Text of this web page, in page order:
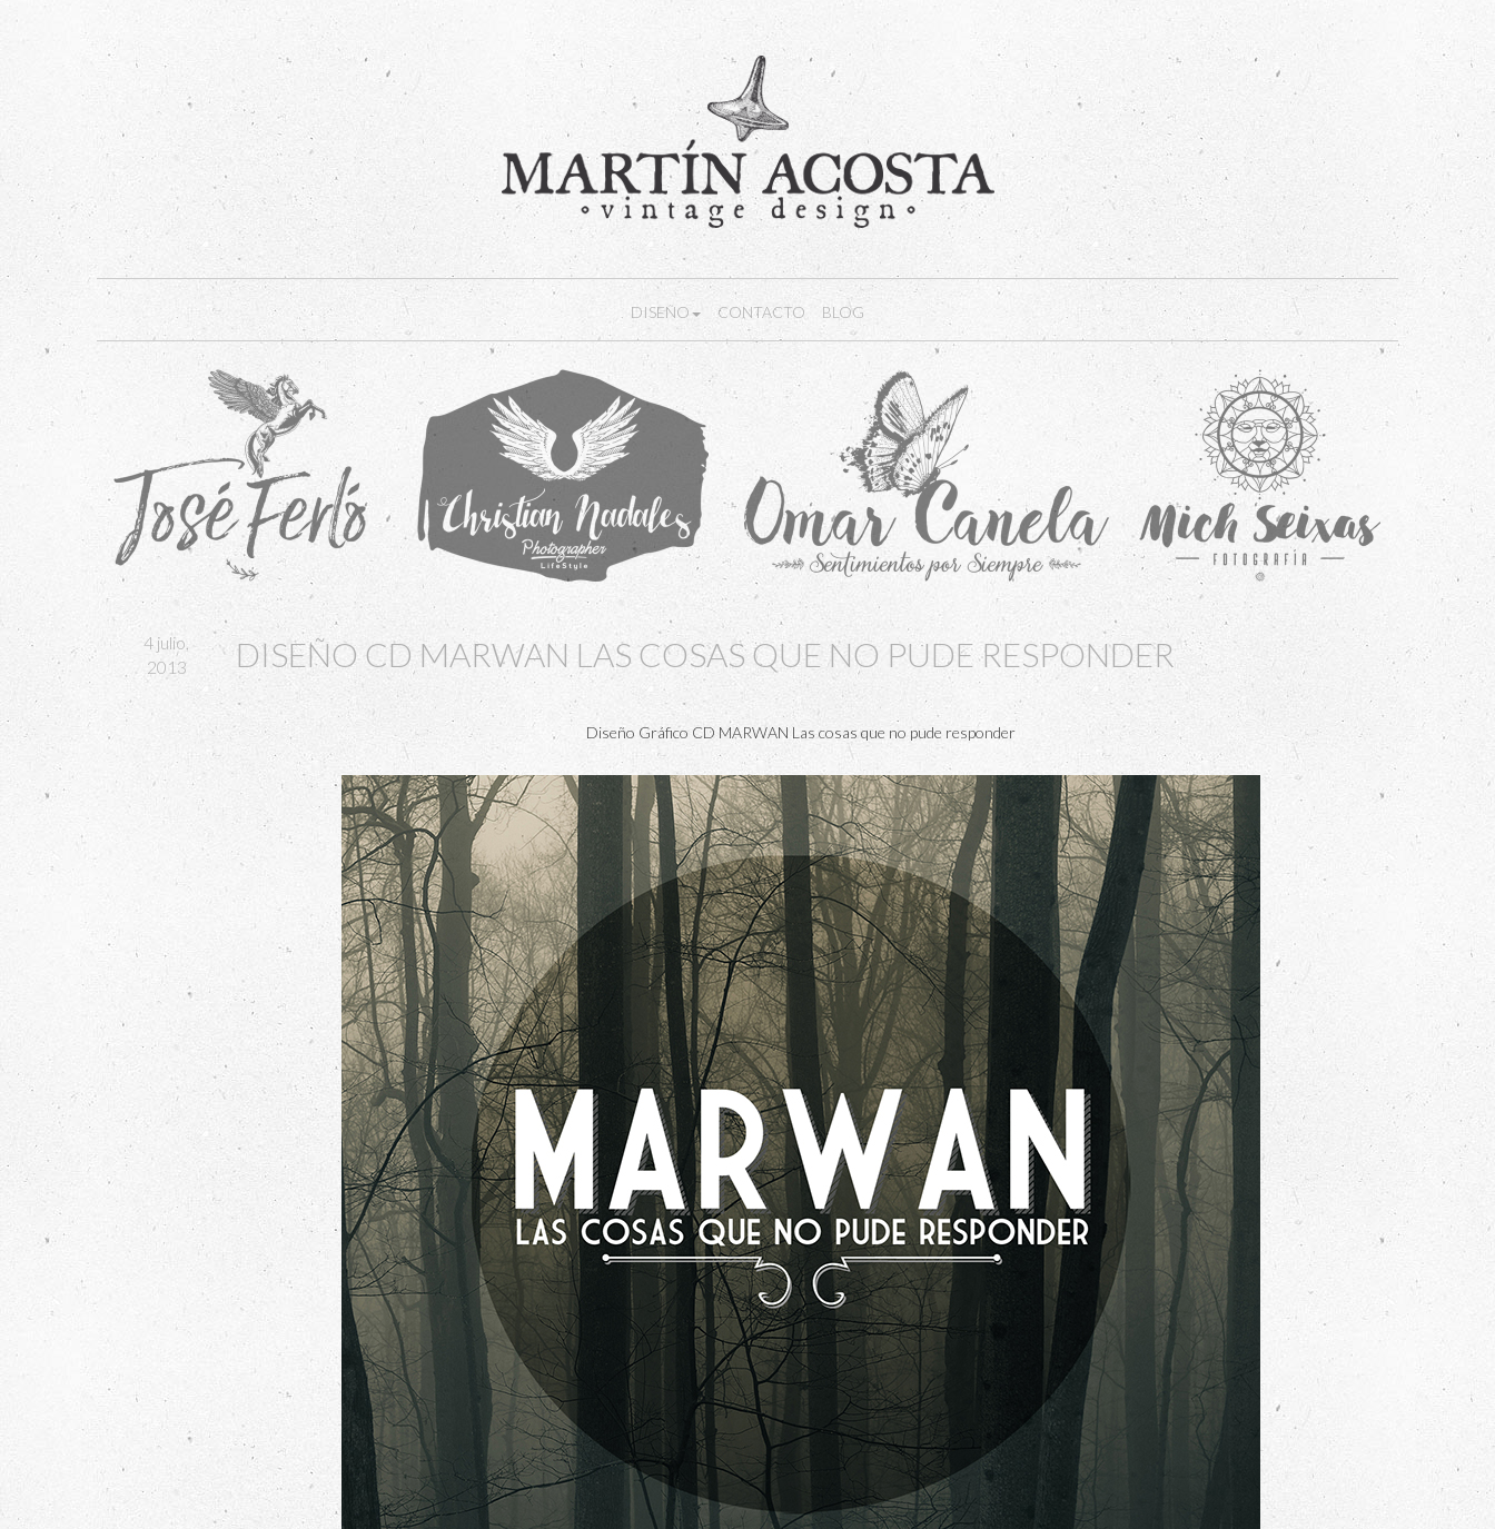
DISEÑO CONTACTO BLOG
4 julio,
2013
DISEÑO CD MARWAN LAS COSAS QUE NO PUDE RESPONDER
Diseño Gráfico CD MARWAN Las cosas que no pude responder